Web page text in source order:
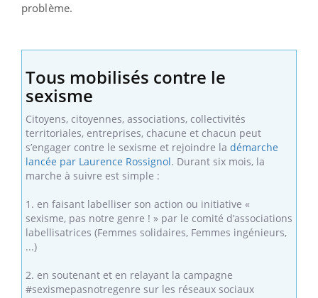
problème.
Tous mobilisés contre le
sexisme
Citoyens, citoyennes, associations, collectivités
territoriales, entreprises, chacune et chacun peut
s’engager contre le sexisme et rejoindre la démarche
lancée par Laurence Rossignol. Durant six mois, la
marche à suivre est simple :
1. en faisant labelliser son action ou initiative «
sexisme, pas notre genre ! » par le comité d’associations
labellisatrices (Femmes solidaires, Femmes ingénieurs,
...)
2. en soutenant et en relayant la campagne
#sexismepasnotregenre sur les réseaux sociaux